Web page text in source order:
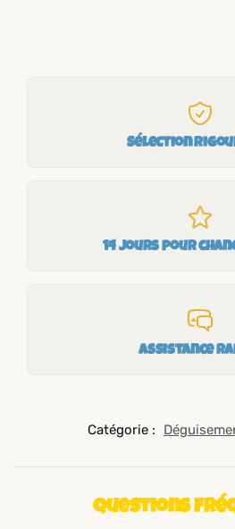
Sélection
14 jours pour
Assistance
Catégorie :
Questions